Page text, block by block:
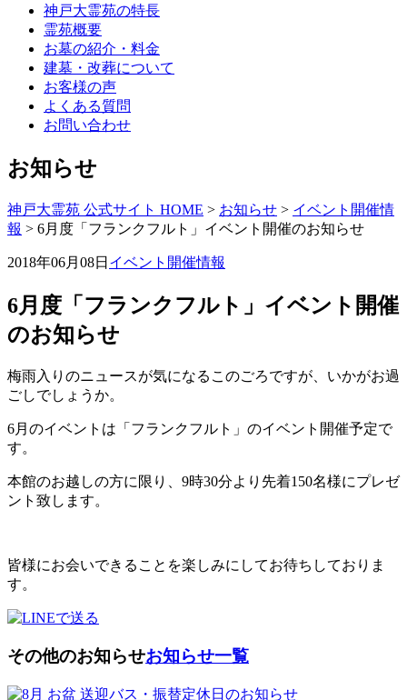
神戸大霊苑の特長
霊苑概要
お墓の紹介・料金
建墓・改葬について
お客様の声
よくある質問
お問い合わせ
お知らせ
神戸大霊苑 公式サイト HOME > お知らせ > イベント開催情
報 > 6月度「フランクフルト」イベント開催のお知らせ
2018年06月08日 イベント開催情報
6月度「フランクフルト」イベント開催
のお知らせ
梅雨入りのニュースが気になるこのごろですが、いかがお過
ごしでしょうか。
6月のイベントは「フランクフルト」のイベント開催予定で
す。
本館のお越しの方に限り、9時30分より先着150名様にプレゼ
ント致します。
皆様にお会いできることを楽しみにしてお待ちしておりま
す。
その他のお知らせお知らせ一覧